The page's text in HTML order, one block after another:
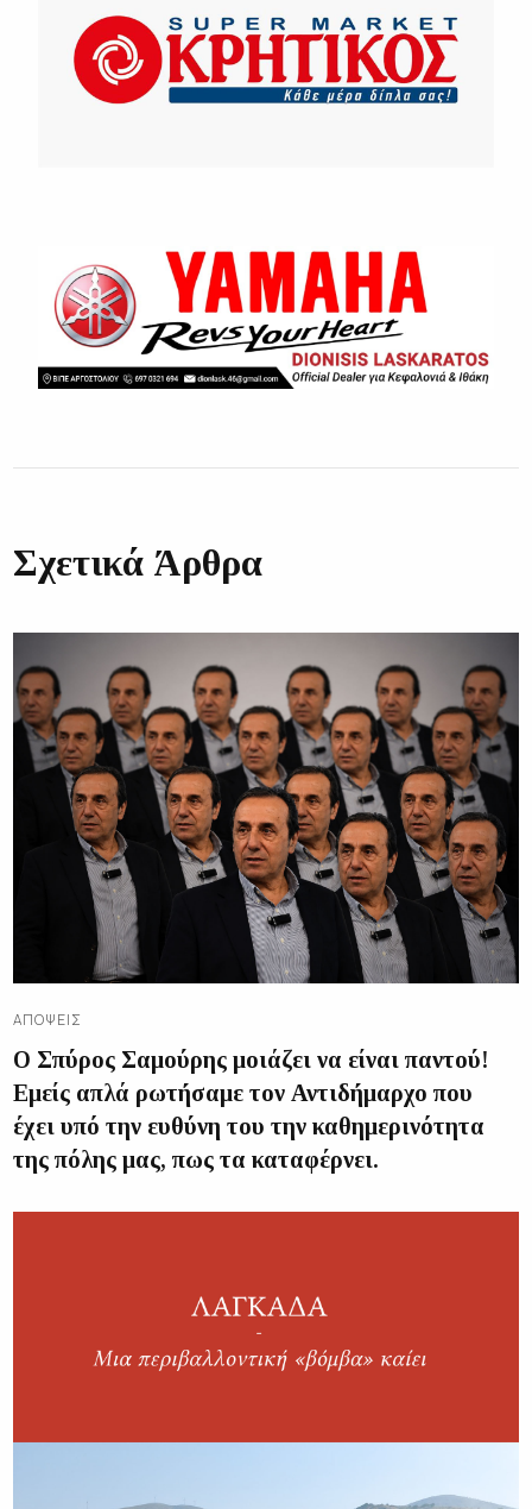
Σχετικά Άρθρα
ΑΠΌΨΕΙΣ
Ο Σπύρος Σαμούρης μοιάζει να είναι παντού!
Εμείς απλά ρωτήσαμε τον Αντιδήμαρχο που
έχει υπό την ευθύνη του την καθημερινότητα
της πόλης μας, πως τα καταφέρνει.